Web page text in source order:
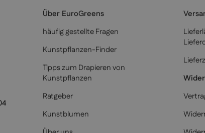
Über EuroGreens
häufig gestellte Fragen
Kunstpflanzen-Finder
Tipps zum Drapieren von
Kunstpflanzen
Ratgeber
Kunstblumen